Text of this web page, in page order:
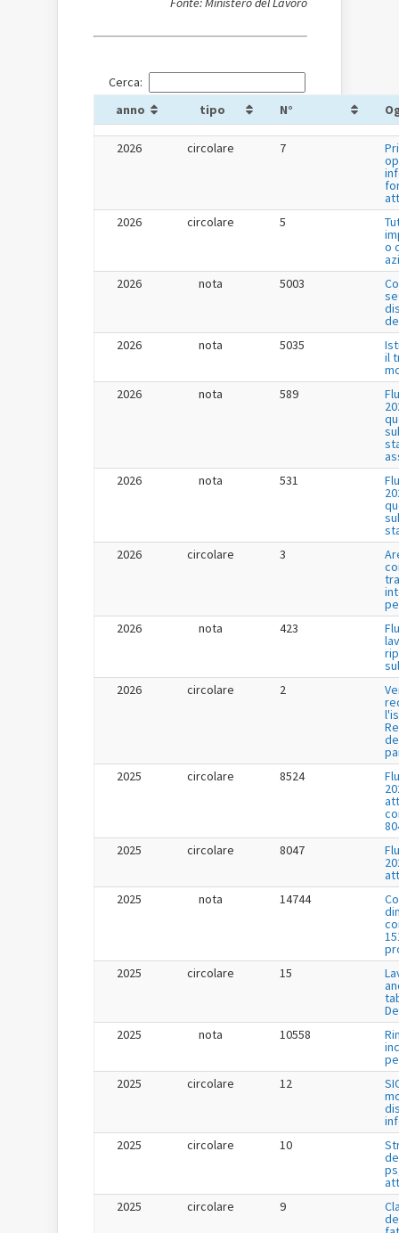
Cerca:
anno
tipo N°
2026 circolare 7
2026
circolare 5
o
2026
nota 5003
2026
nota 5035
il
2026
nota 589
2026
nota 531
2026
circolare 3
2026
nota 423
2026
circolare 2
2025
circolare 8524
2025
circolare 8047
2025
nota 14744
2025
circolare 15
2025
nota 10558
2025
circolare 12
2025
circolare 10
2025
circolare 9